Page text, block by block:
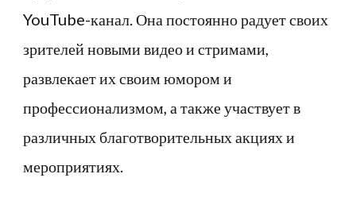
YouTube-канал. Она постоянно радует своих
зрителей новыми видео и стримами,
развлекает их своим юмором и
профессионализмом, а также участвует в
различных благотворительных акциях и
мероприятиях.